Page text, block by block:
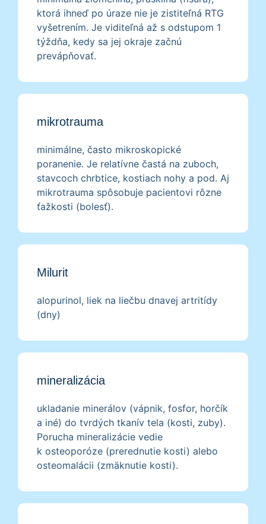
ktorá ihneď po úraze nie je zistiteľná RTG
vyšetrením. Je viditeľná až s odstupom 1
týždňa, kedy sa jej okraje začnú
prevápňovať.
mikrotrauma
minimálne, často mikroskopické
poranenie. Je relatívne častá na zuboch,
stavcoch chrbtice, kostiach nohy a pod. Aj
mikrotrauma spôsobuje pacientovi rôzne
ťažkosti (bolesť).
Milurit
alopurinol, liek na liečbu dnavej artritídy
(dny)
mineralizácia
ukladanie minerálov (vápnik, fosfor, horčík
a iné) do tvrdých tkanív tela (kosti, zuby).
Porucha mineralizácie vedie
k osteoporóze (prerednutie kosti) alebo
osteomalácii (zmäknutie kosti).